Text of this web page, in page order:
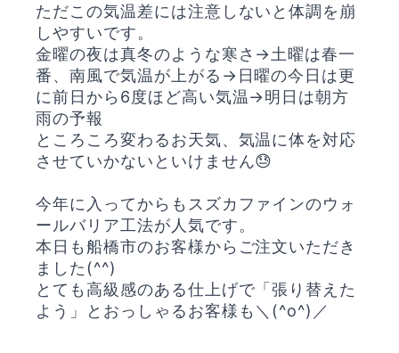
ただこの気温差には注意しないと体調を崩
しやすいです。
金曜の夜は真冬のような寒さ→土曜は春一
番、南風で気温が上がる→日曜の今日は更
に前日から6度ほど高い気温→明日は朝方
雨の予報
ところころ変わるお天気、気温に体を対応
させていかないといけません😓
今年に入ってからもスズカファインのウォ
ールバリア工法が人気です。
本日も船橋市のお客様からご注文いただき
ました(^^)
とても高級感のある仕上げで「張り替えた
よう」とおっしゃるお客様も＼(^o^)／